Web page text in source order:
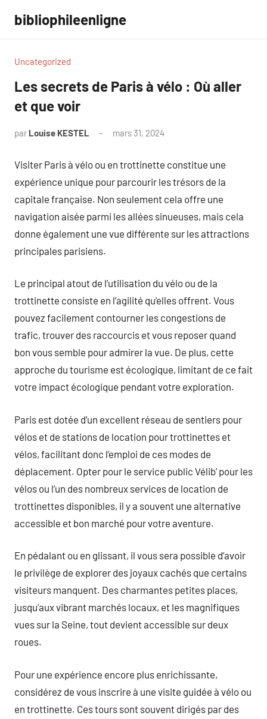
contenu
bibliophileenligne
Uncategorized
Les secrets de Paris à vélo : Où aller
et que voir
par Louise KESTEL mars 31, 2024
Visiter Paris à vélo ou en trottinette constitue une
expérience unique pour parcourir les trésors de la
capitale française. Non seulement cela offre une
navigation aisée parmi les allées sinueuses, mais cela
donne également une vue différente sur les attractions
principales parisiens.
Le principal atout de l’utilisation du vélo ou de la
trottinette consiste en l’agilité qu’elles offrent. Vous
pouvez facilement contourner les congestions de
trafic, trouver des raccourcis et vous reposer quand
bon vous semble pour admirer la vue. De plus, cette
approche du tourisme est écologique, limitant de ce fait
votre impact écologique pendant votre exploration.
Paris est dotée d’un excellent réseau de sentiers pour
vélos et de stations de location pour trottinettes et
vélos, facilitant donc l’emploi de ces modes de
déplacement. Opter pour le service public Vélib’ pour les
vélos ou l’un des nombreux services de location de
trottinettes disponibles, il y a souvent une alternative
accessible et bon marché pour votre aventure.
En pédalant ou en glissant, il vous sera possible d’avoir
le privilège de explorer des joyaux cachés que certains
visiteurs manquent. Des charmantes petites places,
jusqu’aux vibrant marchés locaux, et les magnifiques
vues sur la Seine, tout devient accessible sur deux
roues.
Pour une expérience encore plus enrichissante,
considérez de vous inscrire à une visite guidée à vélo ou
en trottinette. Ces tours sont souvent dirigés par des